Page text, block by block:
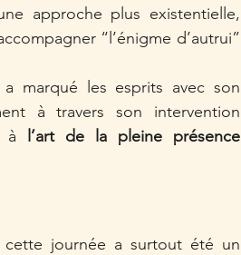
approche plus existentielle,
“l’énigme d’autrui”
a marqué les esprits avec son
à
l’art de la pleine présence
journée a surtout été un